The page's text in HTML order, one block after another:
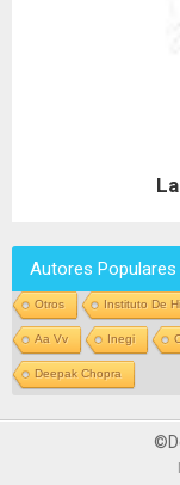
Autores Populares
Otros Instituto De
Aa Vv Inegi
Deepak Chopra